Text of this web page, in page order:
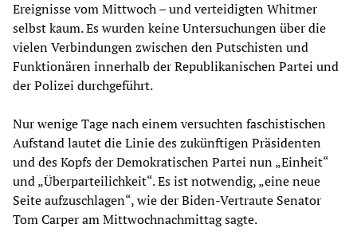
Ereignisse vom Mittwoch – und verteidigten Whitmer
selbst kaum. Es wurden keine Untersuchungen über die
vielen Verbindungen zwischen den Putschisten und
Funktionären innerhalb der Republikanischen Partei und
der Polizei durchgeführt.
Nur wenige Tage nach einem versuchten faschistischen
Aufstand lautet die Linie des zukünftigen Präsidenten
und des Kopfs der Demokratischen Partei nun „Einheit“
und „Überparteilichkeit“. Es ist notwendig, „eine neue
Seite aufzuschlagen“, wie der Biden-Vertraute Senator
Tom Carper am Mittwochnachmittag sagte.